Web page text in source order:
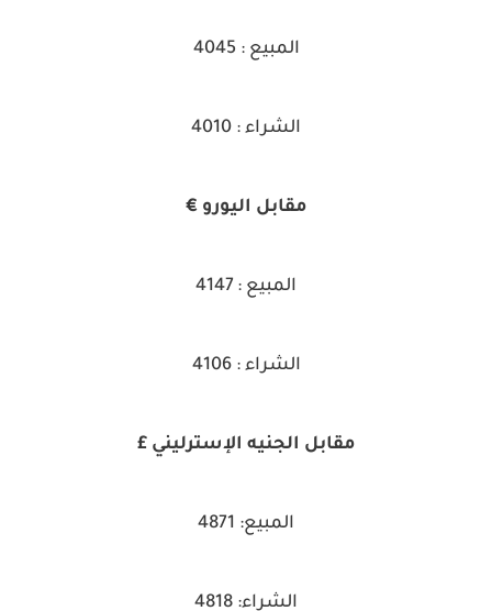
المبيع : 4045
الشراء : 4010
مقابل اليورو €
المبيع : 4147
الشراء : 4106
مقابل الجنيه الإسترليني £
المبيع: 4871
الشراء: 4818